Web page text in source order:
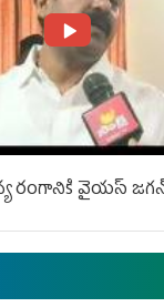
రంగానికి వైయ‌స్